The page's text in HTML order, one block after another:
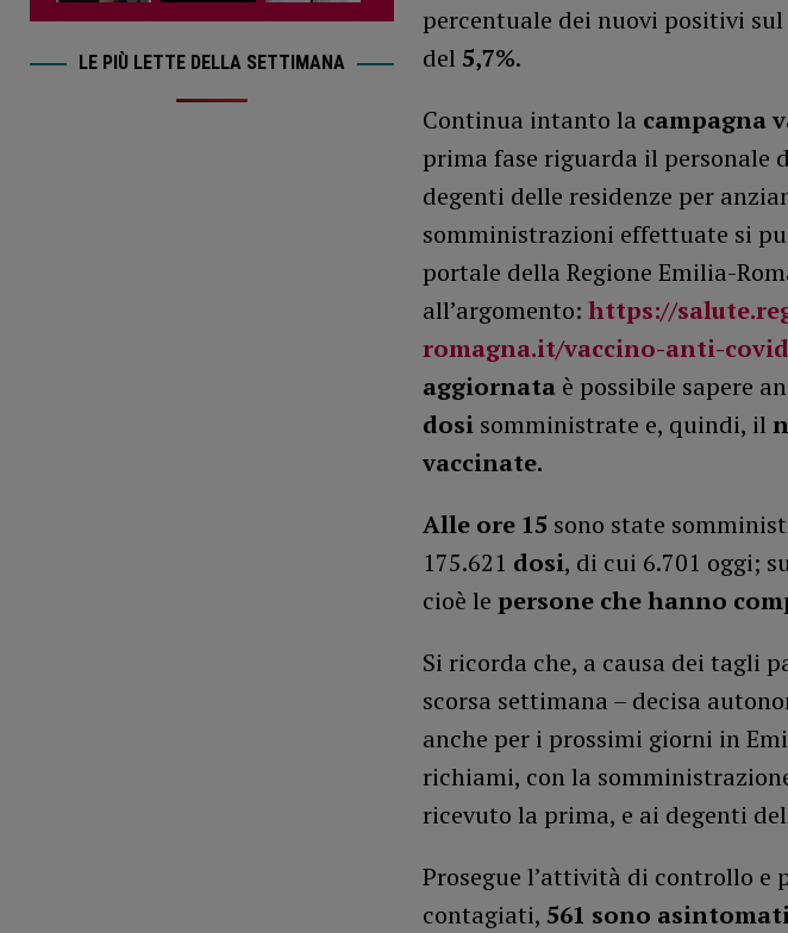
percentuale dei nuovi positivi
del 5,7%.
Continua intanto la campagna
prima fase riguarda il personale
degenti delle residenze per
somministrazioni effettuate si
portale della Regione Emilia-
all’argomento: https://
romagna.it/vaccino-anti-covid
aggiornataè possibile sapere
dosisomministrate e, quindi, il
vaccinate.
Alle ore 15 sono state
175.621 dosi, di cui 6.701 oggi;
cioè le persone che hanno
Si ricorda che, a causa dei tagli
scorsa settimana – decisa
anche per i prossimi giorni in
richiami, con la
ricevuto la prima, e ai degenti
Prosegue l’attività di controllo e
contagiati, 561 sono
LE PIÙ LETTE DELLA SETTIMANA